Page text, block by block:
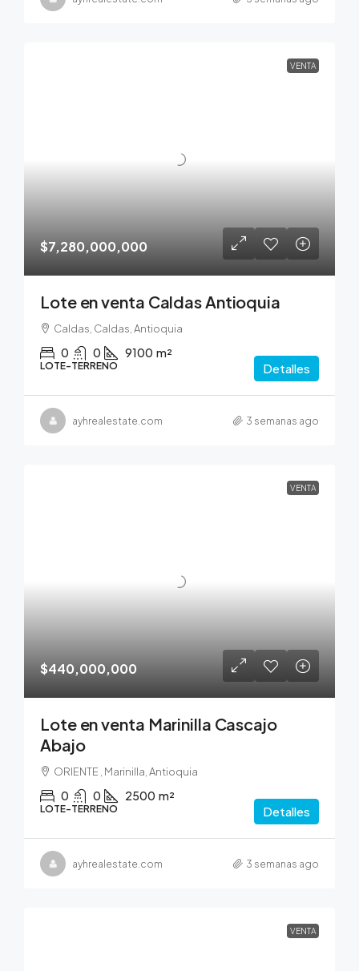
VENTA
$7,280,000,000
Lote en venta Caldas Antioquia
Caldas, Caldas, Antioquia
0 0 9100 m²
LOTE-TERRENO Detalles
ayhrealestate.com 3 semanas ago
VENTA
$440,000,000
Lote en venta Marinilla Cascajo
Abajo
ORIENTE , Marinilla, Antioquia
0 0 2500 m²
LOTE-TERRENO Detalles
ayhrealestate.com 3 semanas ago
VENTA